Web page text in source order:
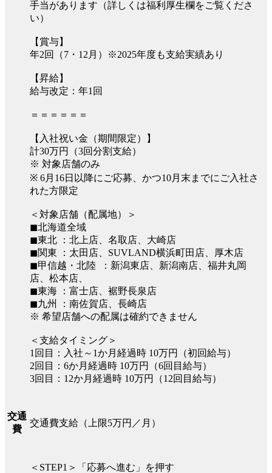
手当があります（詳しくは福利厚生欄をご覧くださ
い）
【賞与】
年2回（7・12月）※2025年度も支給実績あり
【昇給】
給与改定：年1回
＝＝＝＝＝＝
【入社祝い金（期間限定）】
計30万円（3回分割支給）
※ 対象店舗のみ
※ 6月16日以降にご応募、かつ10月末までにご入社さ
れた方限定
＜対象店舗（配属地）＞
◼︎北海道全域
◼︎東北 ：北上店、名取店、大崎店
◼︎関東 ：太田店、SUVLAND横浜町田店、厚木店
◼︎甲信越・北陸 ：新潟東店、新潟南店、福井丸岡
店、松本店、
◼︎東海 ：富士店、裾野長泉店
◼︎九州 ：南佐賀店、長崎店
※ 希望店舗への配属は確約できません
＜支給タイミング＞
1回目：入社～1か月経過時 10万円（初回給与）
2回目：6か月経過時 10万円（6回目給与）
3回目：12か月経過時 10万円（12回目給与）
交通
費
交通費支給（上限5万円／月）
＜STEP1＞「応募へ進む」を押す